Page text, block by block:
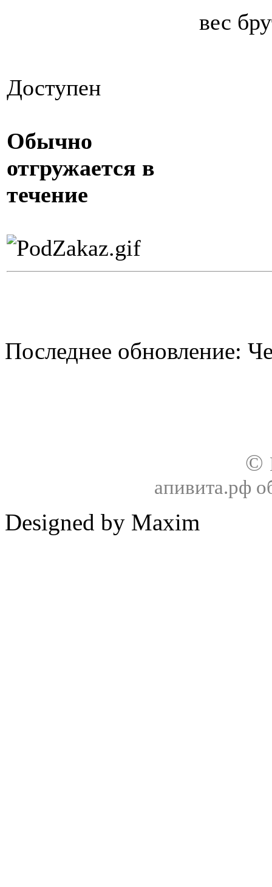
вес
Доступен
Обычно
отгружается в
течение
Последнее обновление:
©
апивита.рф
Designed by Maxim